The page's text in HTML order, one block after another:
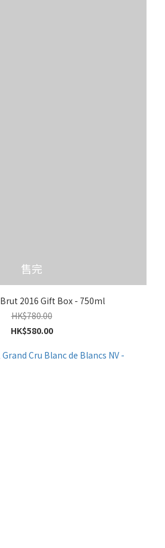
售完
2016 Gift Box - 750ml
HK$780.00
HK$580.00